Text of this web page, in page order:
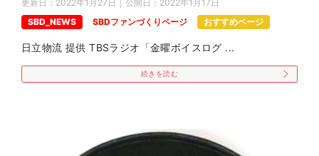
更新日： 2022年1月27日 公開日： 2022年1月17日
SBD_NEWS
SBDファンづくりページ おすすめページ
日立物流 提供 TBSラジオ「金曜ボイスログ ...
続きを読む